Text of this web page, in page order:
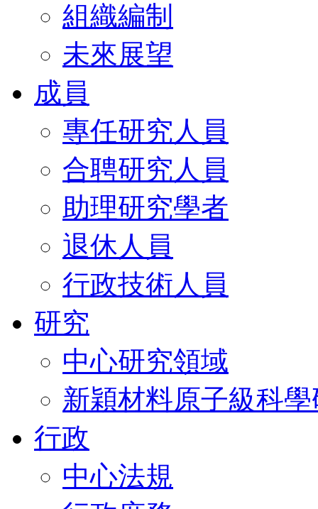
組織編制
未來展望
成員
專任研究人員
合聘研究人員
助理研究學者
退休人員
行政技術人員
研究
中心研究領域
新穎材料原子級科
行政
中心法規